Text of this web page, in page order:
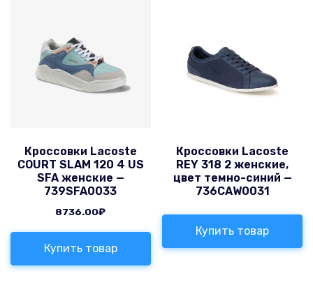
Кроссовки Lacoste
COURT SLAM 120 4 US
SFA женские —
739SFA0033
8736.00₽
Купить товар
Кроссовки Lacoste
REY 318 2 женские,
цвет темно-синий —
736CAW0031
Купить товар